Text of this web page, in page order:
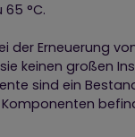
°C.
der Erneuerung
keinen großen
sind ein